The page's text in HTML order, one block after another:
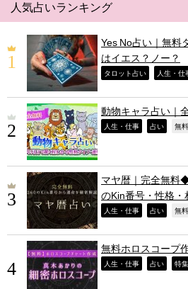
人気占いランキング
Yes No占い｜無料
はイエス？ノー？
タロット占い 人生・仕
動物キャラ占い｜
人生・仕事 占い 無
マヤ暦｜完全無料
のKin番号・性格・
人生・仕事 占い 無
無料ホロスコープ
人生・仕事 占い 特集